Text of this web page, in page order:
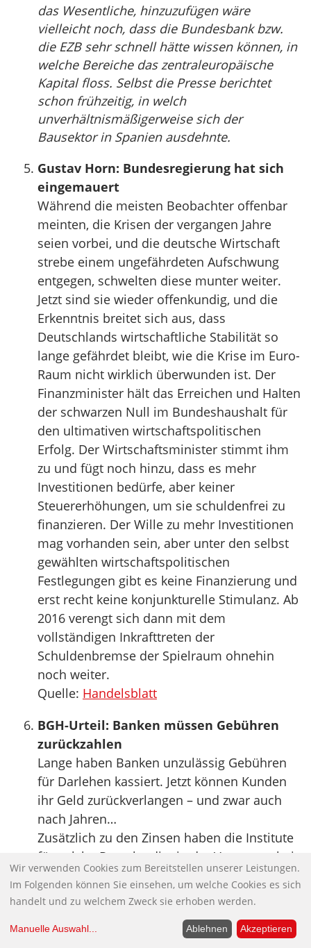
das Wesentliche, hinzuzufügen wäre
vielleicht noch, dass die Bundesbank bzw.
die EZB sehr schnell hätte wissen können, in
welche Bereiche das zentraleuropäische
Kapital floss. Selbst die Presse berichtet
schon frühzeitig, in welch
unverhältnismäßigerweise sich der
Bausektor in Spanien ausdehnte.
Gustav Horn: Bundesregierung hat sich
eingemauert
Während die meisten Beobachter offenbar
meinten, die Krisen der vergangen Jahre
seien vorbei, und die deutsche Wirtschaft
strebe einem ungefährdeten Aufschwung
entgegen, schwelten diese munter weiter.
Jetzt sind sie wieder offenkundig, und die
Erkenntnis breitet sich aus, dass
Deutschlands wirtschaftliche Stabilität so
lange gefährdet bleibt, wie die Krise im Euro-
Raum nicht wirklich überwunden ist. Der
Finanzminister hält das Erreichen und Halten
der schwarzen Null im Bundeshaushalt für
den ultimativen wirtschaftspolitischen
Erfolg. Der Wirtschaftsminister stimmt ihm
zu und fügt noch hinzu, dass es mehr
Investitionen bedürfe, aber keiner
Steuererhöhungen, um sie schuldenfrei zu
finanzieren. Der Wille zu mehr Investitionen
mag vorhanden sein, aber unter den selbst
gewählten wirtschaftspolitischen
Festlegungen gibt es keine Finanzierung und
erst recht keine konjunkturelle Stimulanz. Ab
2016 verengt sich dann mit dem
vollständigen Inkrafttreten der
Schuldenbremse der Spielraum ohnehin
noch weiter.
Quelle: Handelsblatt
BGH-Urteil: Banken müssen Gebühren
zurückzahlen
Lange haben Banken unzulässig Gebühren
für Darlehen kassiert. Jetzt können Kunden
ihr Geld zurückverlangen – und zwar auch
nach Jahren…
Zusätzlich zu den Zinsen haben die Institute
für solche Ratenkredite in der Vergangenheit
eine Bearbeitungsgebühr verlangt – zu
Unrecht. Bankkunden, die in den
gezahlt haben, können diese jetzt
Wir verwenden Cookies zum Bereitstellen unserer Leistungen.
Im Folgenden können Sie einsehen, um welche Cookies es sich
handelt und zu welchem Zweck sie erhoben werden.
Manuelle Auswahl... Ablehnen Akzeptieren